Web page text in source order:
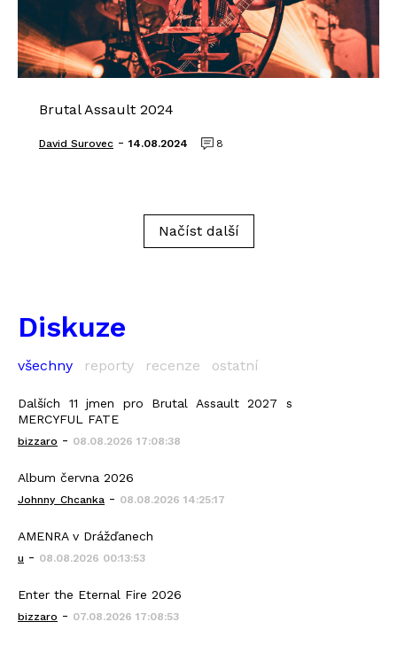
Brutal Assault 2024
David Surovec - 14.08.2024 8
Načíst další
Diskuze
všechny reporty recenze ostatní
Dalších 11 jmen pro Brutal Assault 2027 s
MERCYFUL FATE
bizzaro - 08.08.2026 17:08:38
Album června 2026
Johnny_Chcanka - 08.08.2026 14:25:17
AMENRA v Drážďanech
u - 08.08.2026 00:13:53
Enter the Eternal Fire 2026
bizzaro - 07.08.2026 17:08:53